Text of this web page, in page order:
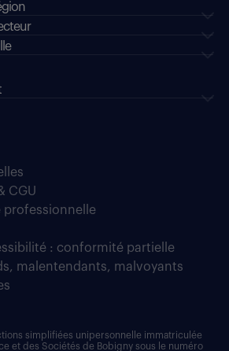
CGU
professionnelle
: conformité partielle
malentendants, malvoyants
simplifiées unipersonnelle immatriculée
et des Sociétés de Bobigny sous le numéro